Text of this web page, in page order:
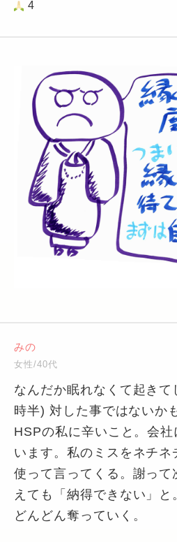
4
みの
女性/40代
なんだか眠れなくて起き
時半) 対した事ではないか
HSPの私に辛いこと。会
います。私のミスをネチネ
使って言ってくる。謝っ
えても「納得できない」
どんどん奪っていく。